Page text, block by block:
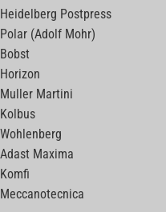
Heidelberg Postpress
Polar (Adolf Mohr)
Bobst
Horizon
Muller Martini
Kolbus
Wohlenberg
Adast Maxima
Komfi
Meccanotecnica